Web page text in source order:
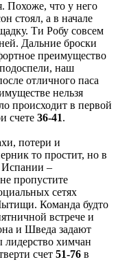
Похоже, что у него
стоял, а в начале
Ти Робу совсем
Дальние броски
преимущество
наш
отличного паса
нельзя
происходит в первой
счете 36-41.
потери и
то простит, но в
–
пропустите
сетях
Команда будто
встрече и
и Шведа задают
химчан
счет 51-76 в